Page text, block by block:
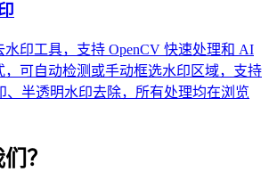
印工具，支持 OpenCV 快速处理和 AI
，可自动检测或手动框选水印区域，支持
、半透明水印去除，所有处理均在浏览
？